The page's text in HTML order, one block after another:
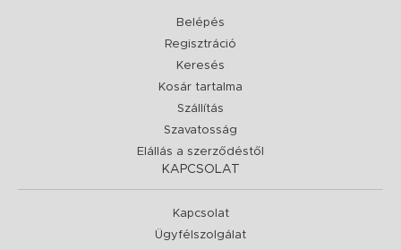
Belépés
Regisztráció
Keresés
Kosár tartalma
Szállítás
Szavatosság
Elállás a szerződéstől
KAPCSOLAT
Kapcsolat
Ügyfélszolgálat